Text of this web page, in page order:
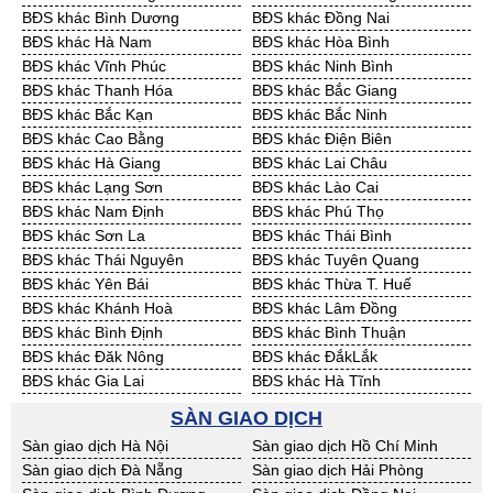
Cần Thuê Cần Thơ
Cần Thuê An Giang
Cần Thuê Bạc Liêu
Cần Thuê Bến Tre
Cần Thuê Bình Phước
Cần Thuê Cà Mau
Cần Thuê Đồng Tháp
Cần Thuê Hậu Giang
Cần Thuê Kiên Giang
Cần Thuê Long An
Cần Thuê Sóc Trăng
Cần Thuê Tây Ninh
Cần Thuê Tiền Giang
Cần Thuê Trà Vinh
Cần Thuê Vĩnh Long
Cần Thuê Hải Dương
Cần Thuê Hưng Yên
Cần Thuê Quảng Ninh
BĐS khác Bình Dương
BĐS khác Đồng Nai
BĐS khác Hà Nam
BĐS khác Hòa Bình
BĐS khác Vĩnh Phúc
BĐS khác Ninh Bình
BĐS khác Thanh Hóa
BĐS khác Bắc Giang
BĐS khác Bắc Kạn
BĐS khác Bắc Ninh
BĐS khác Cao Bằng
BĐS khác Điện Biên
BĐS khác Hà Giang
BĐS khác Lai Châu
BĐS khác Lạng Sơn
BĐS khác Lào Cai
BĐS khác Nam Định
BĐS khác Phú Thọ
BĐS khác Sơn La
BĐS khác Thái Bình
BĐS khác Thái Nguyên
BĐS khác Tuyên Quang
BĐS khác Yên Bái
BĐS khác Thừa T. Huế
BĐS khác Khánh Hoà
BĐS khác Lâm Đồng
BĐS khác Bình Định
BĐS khác Bình Thuận
BĐS khác Đăk Nông
BĐS khác ĐắkLắk
BĐS khác Gia Lai
BĐS khác Hà Tĩnh
BĐS khác Ninh Thuận
BĐS khác Phú Yên
BĐS khác Quảng Bình
BĐS khác Quảng Nam
BĐS khác Quảng Ngãi
BĐS khác Bà Rịa - VT
SÀN GIAO DỊCH
Sàn giao dịch Hà Nội
Sàn giao dịch Hồ Chí Minh
Sàn giao dịch Đà Nẵng
Sàn giao dịch Hải Phòng